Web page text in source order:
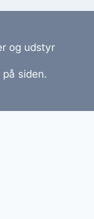
og udstyr
siden.